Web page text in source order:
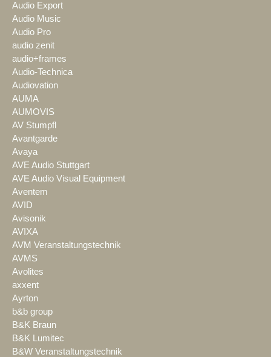
Audio Export
Audio Music
Audio Pro
audio zenit
audio+frames
Audio-Technica
Audiovation
AUMA
AUMOVIS
AV Stumpfl
Avantgarde
Avaya
AVE Audio Stuttgart
AVE Audio Visual Equipment
Aventem
AVID
Avisonik
AVIXA
AVM Veranstaltungstechnik
AVMS
Avolites
axxent
Ayrton
b&b group
B&K Braun
B&K Lumitec
B&W Veranstaltungstechnik